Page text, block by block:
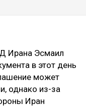
Ирана Эсмаил
в этот день
может
однако из-за
Иран